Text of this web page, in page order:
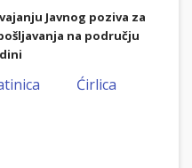
Javnog poziva za
na području
Ćirlica